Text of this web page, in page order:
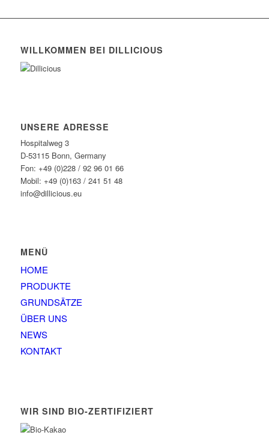
WILLKOMMEN BEI DILLICIOUS
UNSERE ADRESSE
Hospitalweg 3
D-53115 Bonn, Germany
Fon: +49 (0)228 / 92 96 01 66
Mobil: +49 (0)163 / 241 51 48
info@dillicious.eu
MENÜ
HOME
PRODUKTE
GRUNDSÄTZE
ÜBER UNS
NEWS
KONTAKT
WIR SIND BIO-ZERTIFIZIERT